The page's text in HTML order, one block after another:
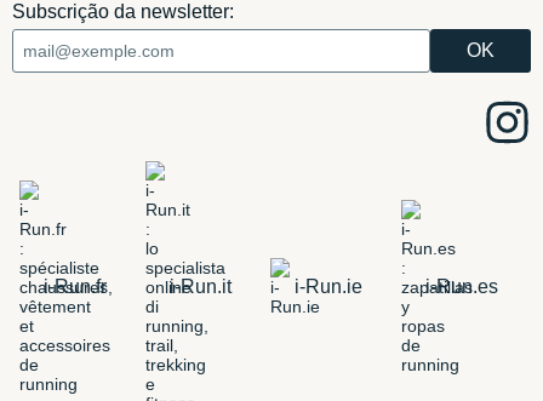
Subscrição da newsletter:
i-Run.fr i-Run.it i-Run.ie i-Run.es